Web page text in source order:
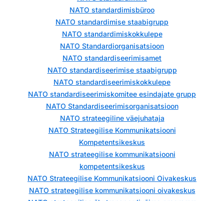
NATO standardimisbüroo
NATO standardimise staabigrupp
NATO standardimiskokkulepe
NATO Standardiorganisatsioon
NATO standardiseerimisamet
NATO standardiseerimise staabigrupp
NATO standardiseerimiskokkulepe
NATO standardiseerimiskomitee esindajate grupp
NATO Standardiseerimisorganisatsioon
NATO strateegiline väejuhataja
NATO Strateegilise Kommunikatsiooni
Kompetentsikeskus
NATO strateegilise kommunikatsiooni
kompetentsikeskus
NATO Strateegilise Kommunikatsiooni Oivakeskus
NATO strateegilise kommunikatsiooni oivakeskus